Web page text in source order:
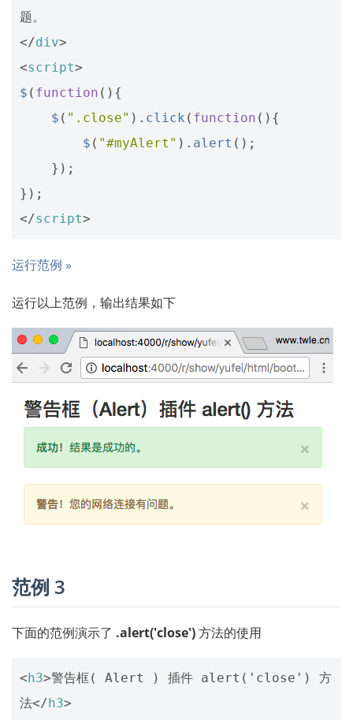
</div>
<script>
$ ( function (){
$ ( ".close" ). click ( function (){
$ ( "#myAlert" ). alert ();
});
});
</script>
运行范例 »
运行以上范例，输出结果如下
范例 3
下面的范例演示了 .alert('close')方法的使用
<h3>警告框( Alert ) 插件 alert('close') 方
法</h3>